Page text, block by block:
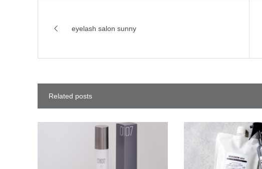
eyelash salon sunny
Related posts